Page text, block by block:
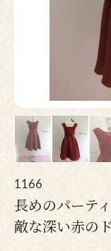
1166
長めのパーテ
敵な深い赤の